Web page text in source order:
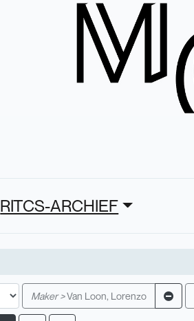
RITCS-ARCHIEF
Maker >Van Loon, Lorenzo